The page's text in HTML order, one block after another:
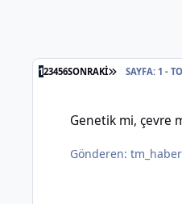
123456SONRAKI SON SAYFA
SAYFA: 1 -
Genetik mi, çevre
Gönderen: